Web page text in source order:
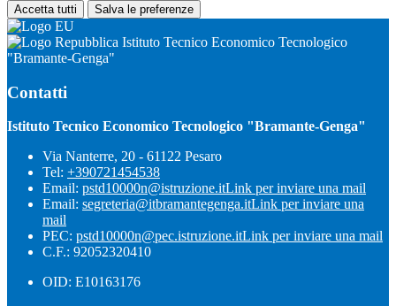
Accetta tutti Salva le preferenze
Istituto Tecnico Economico Tecnologico
"Bramante-Genga"
Contatti
Istituto Tecnico Economico Tecnologico "Bramante-Genga"
Via Nanterre, 20 - 61122 Pesaro
Tel: +390721454538
Email: pstd10000n@istruzione.itLink per inviare una mail
Email: segreteria@itbramantegenga.itLink per inviare una
mail
PEC: pstd10000n@pec.istruzione.itLink per inviare una mail
C.F.: 92052320410
OID: E10163176